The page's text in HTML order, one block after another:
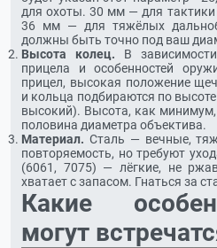
для охоты. 30 мм — для тактики
36 мм — для тяжёлых
должны быть точно под ваш
Высота колец.
В
прицела и особенностей
прицел, высокая положение
и кольца подбираются по
высокий). Высота, как
половина диаметра объектива.
Материал. Сталь — вечные,
повторяемость, но требуют
(6061, 7075) — лёгкие, не
хватает с запасом. Гнаться за
Какие
могут